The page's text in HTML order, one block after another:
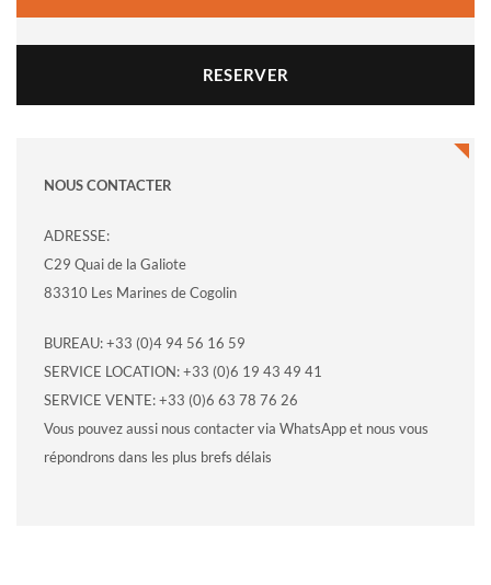
RESERVER
NOUS CONTACTER
ADRESSE:
C29 Quai de la Galiote
83310 Les Marines de Cogolin
BUREAU: +33 (0)4 94 56 16 59
SERVICE LOCATION: +33 (0)6 19 43 49 41
SERVICE VENTE: +33 (0)6 63 78 76 26
Vous pouvez aussi nous contacter via WhatsApp et nous vous
répondrons dans les plus brefs délais